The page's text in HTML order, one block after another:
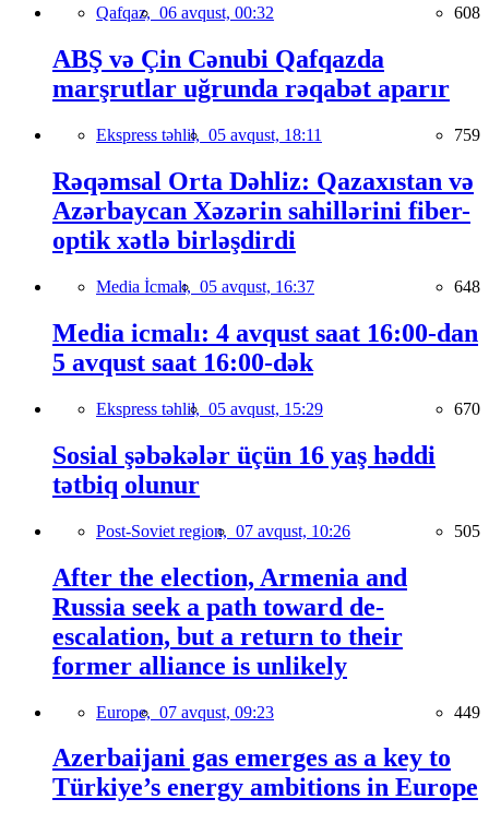
Qafqaz, 06 avqust, 00:32 608
ABŞ və Çin Cənubi Qafqazda
marşrutlar uğrunda rəqabət aparır
Ekspress təhlil, 05 avqust, 18:11 759
Rəqəmsal Orta Dəhliz: Qazaxıstan və
Azərbaycan Xəzərin sahillərini fiber-
optik xətlə birləşdirdi
Media İcmalı, 05 avqust, 16:37 648
Media icmalı: 4 avqust saat 16:00-dan
5 avqust saat 16:00-dək
Ekspress təhlil, 05 avqust, 15:29 670
Sosial şəbəkələr üçün 16 yaş həddi
tətbiq olunur
Post-Soviet region, 07 avqust, 10:26 505
After the election, Armenia and
Russia seek a path toward de-
escalation, but a return to their
former alliance is unlikely
Europe, 07 avqust, 09:23 449
Azerbaijani gas emerges as a key to
Türkiye’s energy ambitions in Europe